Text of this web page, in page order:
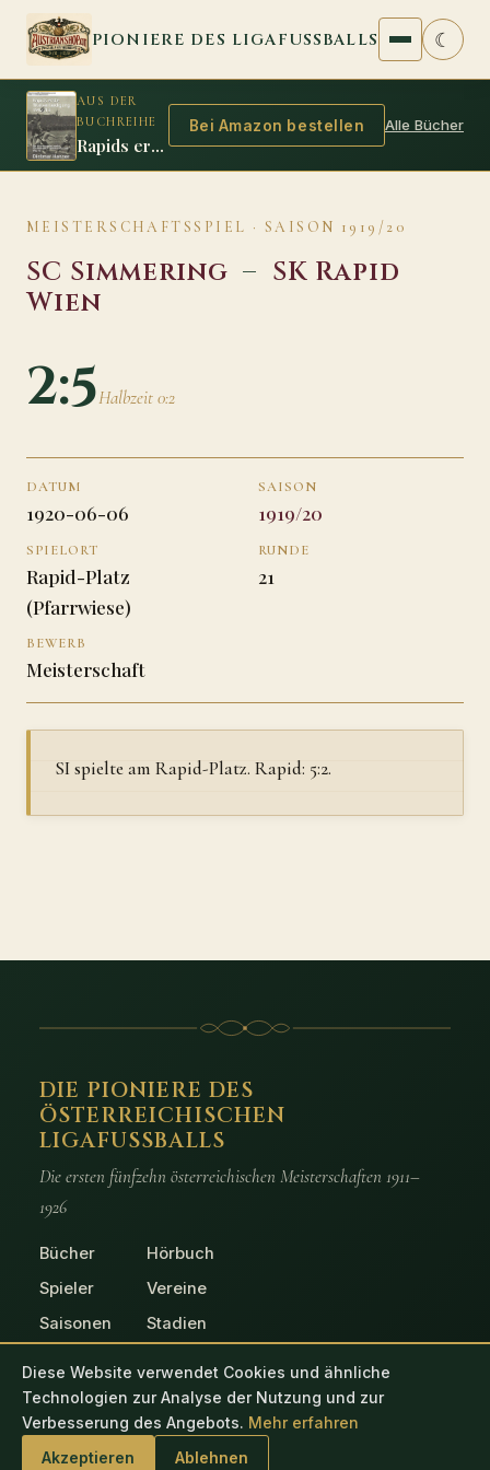
Zum Inhalt springen
PIONIERE DES LIGAFUSSBALLS ☾
AUS DER
BUCHREIHE
Rapids erste Titelverteidigung 1912/13
Bei Amazon bestellen Alle Bücher
MEISTERSCHAFTSSPIEL · SAISON 1919/20
SC Simmering – SK Rapid
Wien
2:5Halbzeit 0:2
DATUM
1920-06-06
SAISON
1919/20
SPIELORT
Rapid-Platz
(Pfarrwiese)
RUNDE
21
BEWERB
Meisterschaft
SI spielte am Rapid-Platz. Rapid: 5:2.
DIE PIONIERE DES
ÖSTERREICHISCHEN
LIGAFUSSBALLS
Die ersten fünfzehn österreichischen Meisterschaften 1911–
1926
Bücher
Hörbuch
Spieler
Vereine
Saisonen
Stadien
© 2026 Die Pioniere des österreichischen Ligafussballs
Impressum
Diese Website verwendet Cookies und ähnliche
Technologien zur Analyse der Nutzung und zur
Verbesserung des Angebots. Mehr erfahren
Akzeptieren
Ablehnen